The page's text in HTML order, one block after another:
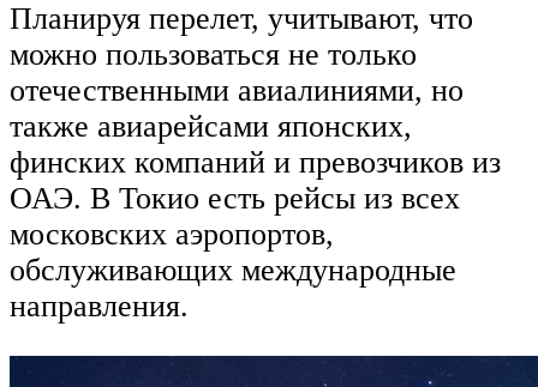
Планируя перелет, учитывают, что
можно пользоваться не только
отечественными авиалиниями, но
также авиарейсами японских,
финских компаний и превозчиков из
ОАЭ. В Токио есть рейсы из всех
московских аэропортов,
обслуживающих международные
направления.